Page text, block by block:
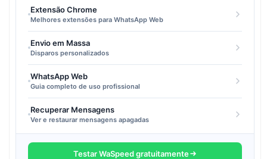
Extensão Chrome
Melhores extensões para WhatsApp Web
Envio em Massa
Disparos personalizados
WhatsApp Web
Guia completo de uso profissional
Recuperar Mensagens
Ver e restaurar mensagens apagadas
Testar WaSpeed gratuitamente